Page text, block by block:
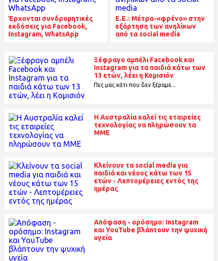
Έρχονται συνδρομητικές
εκδόσεις για Facebook,
Instagram, WhatsApp
E.E.: Μέτρα-«φρένο» στην
εξάρτηση των ανηλίκων
από τα social media
Ξέφραγο αμπέλι Facebook και
Instagram για τα παιδιά κάτω των
13 ετών, λέει η Κομισιόν
Πες μας κάτι που δεν ξέραμε...
Η Αυστραλία καλεί τις εταιρείες
τεχνολογίας να πληρώσουν τα
ΜΜΕ
Κλείνουν τα social media για
παιδιά και νέους κάτω των 15
ετών - Λεπτομέρειες εντός της
ημέρας
Απόφαση - ορόσημο: Instagram
και YouTube βλάπτουν την ψυχική
υγεία